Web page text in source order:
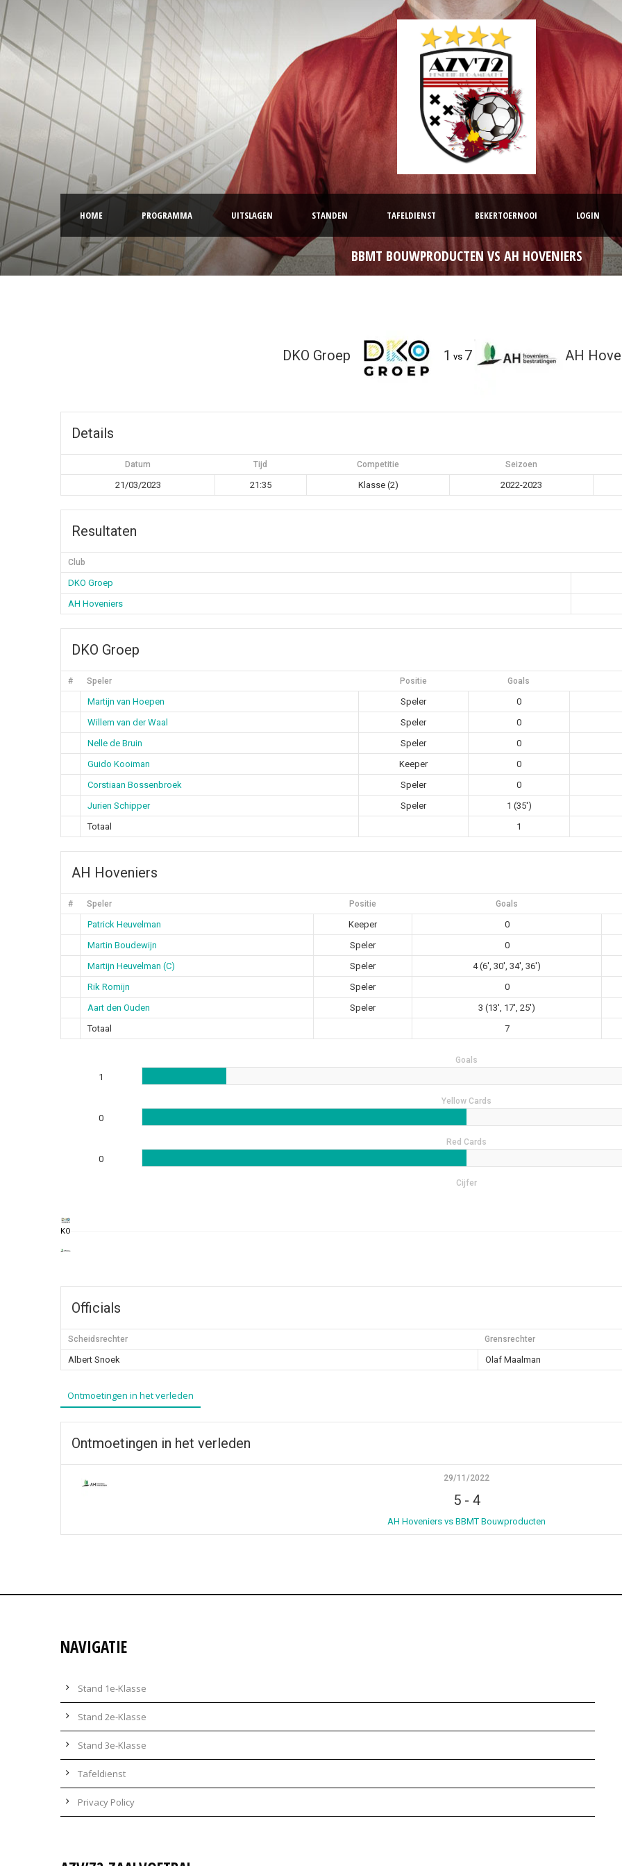
HOME PROGRAMMA UITSLAGEN STANDEN TAFELDIENST BEKERTOERNOOI LOGIN
BBMT BOUWPRODUCTEN VS AH HOVENIERS
DKO Groep 1 vs 7 AH
Details
Datum Tijd Competitie Seizoen
21/03/2023 21:35 Klasse (2) 2022-2023
Resultaten
Club
DKO Groep
AH Hoveniers
DKO Groep
# Speler Positie Goals
Martijn van Hoepen Speler 0
Willem van der Waal
Speler 0
Nelle de Bruin
Speler 0
Guido Kooiman
Keeper 0
Corstiaan Bossenbroek
Speler 0
Jurien Schipper
Speler 1 (35')
Totaal
1
AH Hoveniers
# Speler Positie Goals
Patrick Heuvelman Keeper 0
Martin Boudewijn
Speler 0
Martijn Heuvelman (C)
Speler 4 (6', 30', 34', 36')
Rik Romijn
Speler 0
Aart den Ouden
Speler 3 (13', 17', 25')
Totaal
7
Goals
1
Yellow Cards
0
Red Cards
0
Cijfer
KO
Officials
Scheidsrechter Grensrechter
Albert Snoek Olaf Maalman
Ontmoetingen in het verleden
Ontmoetingen in het verleden
29/11/2022
5- 4
AH Hoveniers vs BBMT Bouwproducten
NAVIGATIE
Stand 1e-Klasse
Stand 2e-Klasse
Stand 3e-Klasse
Tafeldienst
Privacy Policy